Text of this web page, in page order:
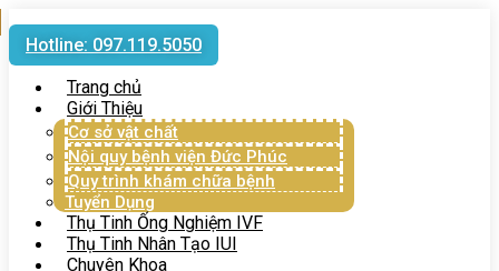
Hotline: 097.119.5050
Trang chủ
Giới Thiệu
Cơ sở vật chất
Nội quy bệnh viện Đức Phúc
Quy trình khám chữa bệnh
Tuyển Dụng
Thụ Tinh Ống Nghiệm IVF
Thụ Tinh Nhân Tạo IUI
Chuyên Khoa